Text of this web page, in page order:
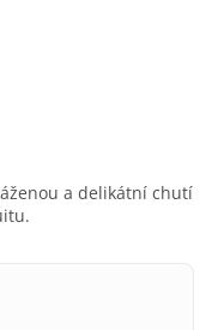
a delikátní chutí